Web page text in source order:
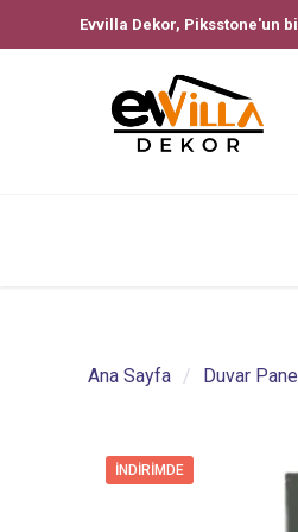
Evvilla Dekor, Piksstone'un
Ana Sayfa / Duvar
İNDIRIMDE